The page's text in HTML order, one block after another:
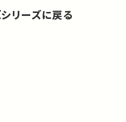
シリーズに戻る